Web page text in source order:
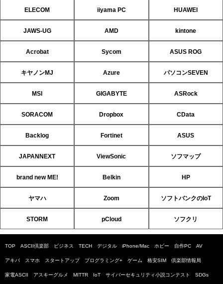
ELECOM iiyama PC HUAWEI
JAWS-UG AMD kintone
Acrobat Sycom ASUS ROG
キヤノンMJ Azure パソコンSEVEN
MSI GIGABYTE ASRock
SORACOM Dropbox CData
Backlog Fortinet ASUS
JAPANNEXT ViewSonic ソフマップ
brand new ME! Belkin HP
ヤマハ Zoom ソフトバンクのIoT
STORM pCloud ソフクリ
TOP ASCII倶楽部 ビジネス TECH デジタル iPhone/Mac ホビー 自作PC AV
アキバ スマホ スタートアップ プログラミング+ ゲーム 格安SIM 倶楽部情報局
家電ASCII アスキーグルメ MITTR IoT サイバーセキュリティ小説コンテスト SDGs